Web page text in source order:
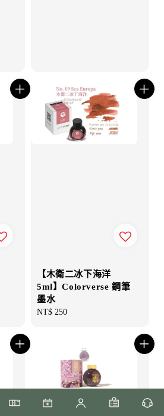
【木衛二冰下海洋
5ml】Colorverse 鋼筆
墨水
Regular
NT$ 250